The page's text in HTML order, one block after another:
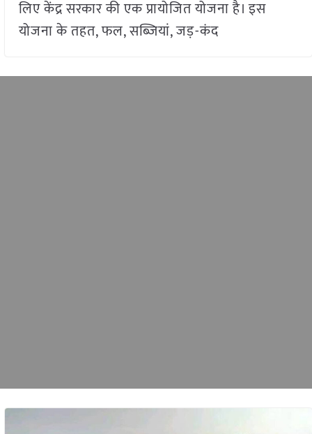
लिए केंद्र सरकार की एक प्रायोजित योजना है। इस
योजना के तहत, फल, सब्ज़ियां, जड़-कंद